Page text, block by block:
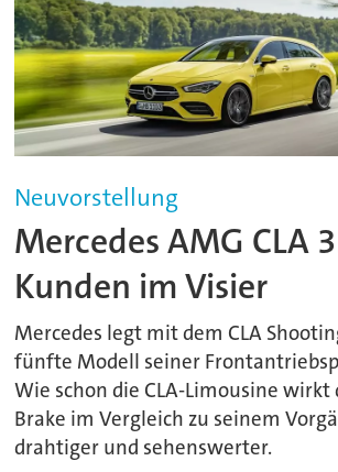
Neuvorstellung
Mercedes AMG CLA
Kunden im Visier
Mercedes legt mit dem CLA
fünfte Modell seiner
Wie schon die CLA-Limousine wirkt
Brake im Vergleich zu seinem
drahtiger und sehenswerter.